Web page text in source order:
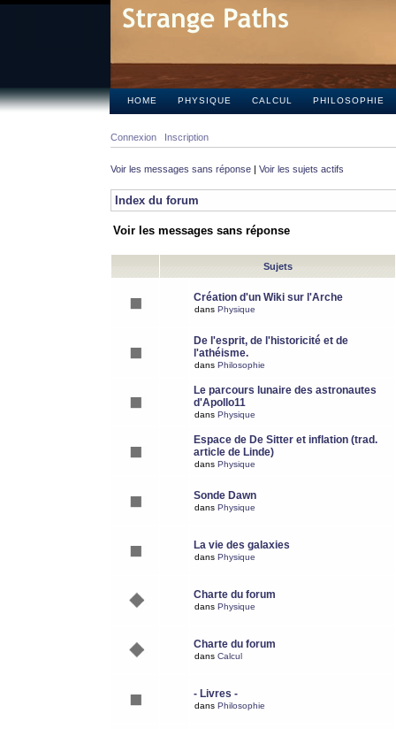
HOME PHYSIQUE CALCUL PHILOSOPHIE
Connexion Inscription
Voir les messages sans réponse | Voir les sujets actifs
Index du forum
Voir les messages sans réponse
Sujets
Création d'un Wiki sur l'Arche
dans Physique
De l'esprit, de l'historicité et de
l'athéisme.
dans Philosophie
Le parcours lunaire des astronautes
d'Apollo11
dans Physique
Espace de De Sitter et inflation (trad.
article de Linde)
dans Physique
Sonde Dawn
dans Physique
La vie des galaxies
dans Physique
Charte du forum
dans Physique
Charte du forum
dans Calcul
- Livres -
dans Philosophie